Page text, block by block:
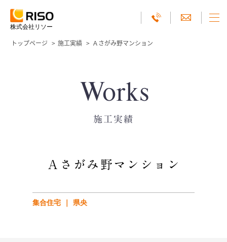
株式会社リソー
トップページ 施工実績 Ａさがみ野マンション
Works
施工実績
Ａさがみ野マンション
集合住宅 県央